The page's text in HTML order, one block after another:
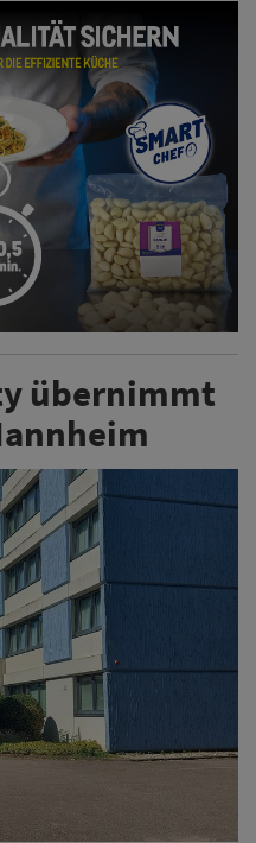
übernimmt